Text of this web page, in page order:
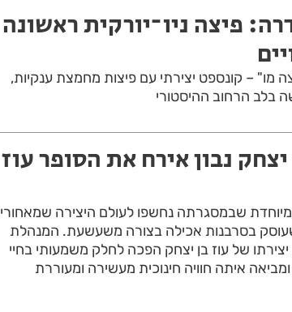
פיצה ניו־יורקית ראשונה
מו" – קונספט יצירתי עם פיצות מחמצת ענקיות,
בלב הרחוב ההיסטורי
נבון אירח את הסופר עוז
שבמסגרתה נחשפו לעולם היצירה שמאחורי
בסרבנות אכילה בצורה משעשעת. המנהלת
של עוז בן יצחק הפכה לחלק משמעותי בחיי
איתה חוויה חינוכית מעשירה ומעוררת